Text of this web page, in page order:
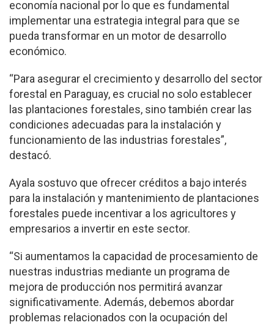
economía nacional por lo que es fundamental
implementar una estrategia integral para que se
pueda transformar en un motor de desarrollo
económico.
“Para asegurar el crecimiento y desarrollo del sector
forestal en Paraguay, es crucial no solo establecer
las plantaciones forestales, sino también crear las
condiciones adecuadas para la instalación y
funcionamiento de las industrias forestales”,
destacó.
Ayala sostuvo que ofrecer créditos a bajo interés
para la instalación y mantenimiento de plantaciones
forestales puede incentivar a los agricultores y
empresarios a invertir en este sector.
“Si aumentamos la capacidad de procesamiento de
nuestras industrias mediante un programa de
mejora de producción nos permitirá avanzar
significativamente. Además, debemos abordar
problemas relacionados con la ocupación del